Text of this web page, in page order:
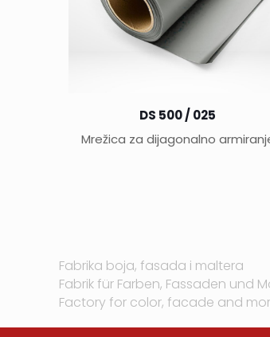
DS 500 / 025
Mrežica za dijagonalno
Fabrika boja, fasada i maltera
Fabrik für Farben, Fassaden und
Factory for color, facade and